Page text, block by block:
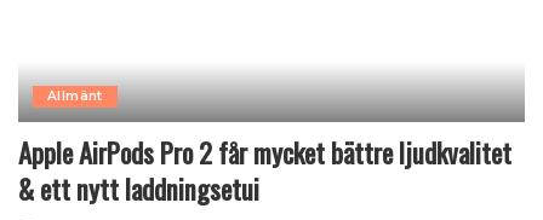
Allmänt
Apple AirPods Pro 2 får mycket bättre ljudkvalitet
& ett nytt laddningsetui